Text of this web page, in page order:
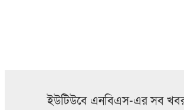
ইউটিউবে এনবিএস-এর সব